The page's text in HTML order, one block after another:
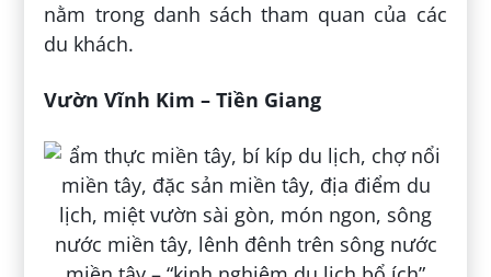
nằm trong danh sách tham quan của các
du khách.
Vườn Vĩnh Kim – Tiền Giang